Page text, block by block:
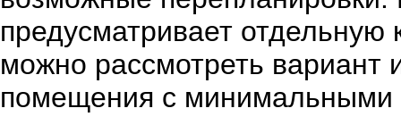
предусматривает отдельную
можно рассмотреть вариант
помещения с минимальными